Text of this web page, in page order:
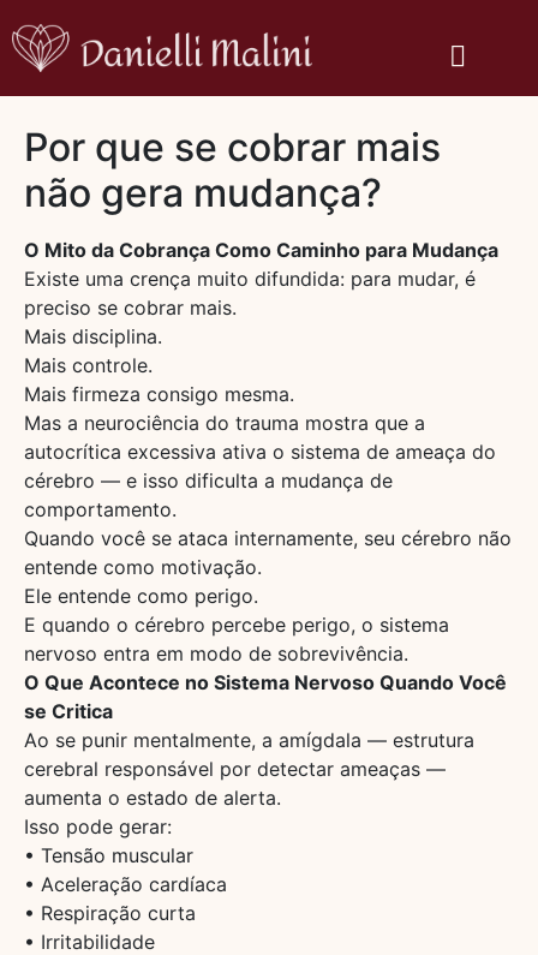
Por que se cobrar mais
não gera mudança?
O Mito da Cobrança Como Caminho para Mudança
Existe uma crença muito difundida: para mudar, é
preciso se cobrar mais.
Mais disciplina.
Mais controle.
Mais firmeza consigo mesma.
Mas a neurociência do trauma mostra que a
autocrítica excessiva ativa o sistema de ameaça do
cérebro — e isso dificulta a mudança de
comportamento.
Quando você se ataca internamente, seu cérebro não
entende como motivação.
Ele entende como perigo.
E quando o cérebro percebe perigo, o sistema
nervoso entra em modo de sobrevivência.
O Que Acontece no Sistema Nervoso Quando Você
se Critica
Ao se punir mentalmente, a amígdala — estrutura
cerebral responsável por detectar ameaças —
aumenta o estado de alerta.
Isso pode gerar:
• Tensão muscular
• Aceleração cardíaca
• Respiração curta
• Irritabilidade